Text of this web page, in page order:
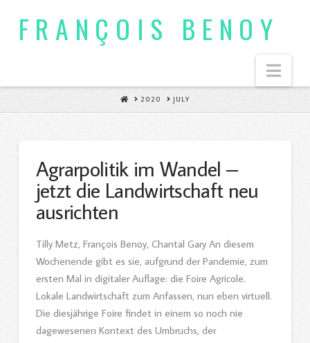
FRANÇOIS BENOY
HOME2020 JULY
Agrarpolitik im Wandel –
jetzt die Landwirtschaft neu
ausrichten
Tilly Metz, François Benoy, Chantal Gary An diesem
Wochenende gibt es sie, aufgrund der Pandemie, zum
ersten Mal in digitaler Auflage: die Foire Agricole.
Lokale Landwirtschaft zum Anfassen, nun eben virtuell.
Die diesjährige Foire findet in einem so noch nie
dagewesenen Kontext des Umbruchs, der